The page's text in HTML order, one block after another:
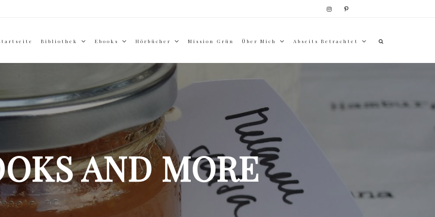
Bibliothek Ebooks Hörbücher Mission Grün Über Mich Abseits Betrachtet
AND MORE